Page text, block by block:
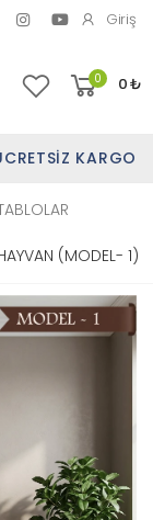
Giriş
0 0₺
KARGO
(MODEL- 1)